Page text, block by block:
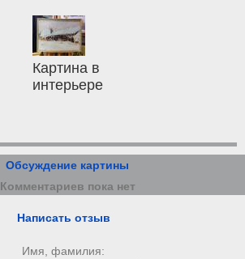
Картина в
интерьере
Обсуждение картины
Комментариев пока нет
Написать отзыв
Имя, фамилия: